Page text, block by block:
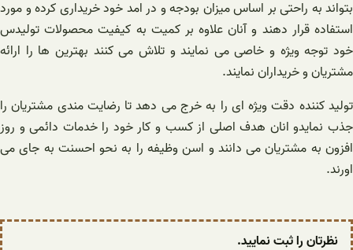
بتواند به راحتی بر اساس میزان بودجه و در امد خود خریداری کرده و مورد
استفاده قرار دهند و آنان علاوه بر کمیت به کیفیت محصولات تولیدس
خود توجه ویژه و خاصی می نمایند و تلاش می کنند بهترین ها را ارائه
مشتریان و خریداران نمایند.
تولید کننده دقت ویژه ای را به خرج می دهد تا رضایت مندی مشتریان را
جذب نمایدو انان هدف اصلی از کسب و کار خود را خدمات دائمی و روز
افزون به مشتریان می دانند و اسن وظیفه را به نحو احسنت به جای می
اورند.
نظرتان را ثبت نمایید.